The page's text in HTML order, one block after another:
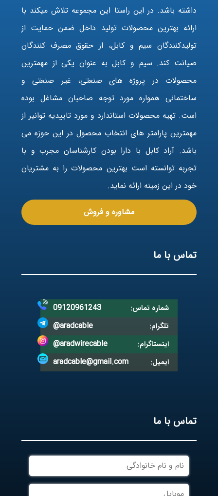
داشته باشد. در این راستا این مجموعه تلاش میکند با
ارائه بهترین محصولات تولید داخل ضمن حمایت از
تولیدکنندگان سیم و کابل، از حقوق مصرف کنندگان
صیانت کند. سیم و کابل به عنوان یکی از مهمترین
محصولات در پروژه های صنعتی، غیر صنعتی و
ساختمانی همواره مورد توجه صاحبان مشاغل بوده
است. تهیه محصولات استاندارد و مورد تاییدیه توانیر از
مهمترین پارامتر های انتخاب محصول در این حوزه می
باشد. آراد کابل با دارا بودن کارشناسان مجرب و با
تجربه توانسته است بهترین محصولات را به مشتریان
خود در این زمینه ارائه نماید.
مشاوره و فروش
تماس با ما
شماره تماس: 09120961243
تلگرام: @aradcable
اینستاگرام: @aradwirecable
ایمیل: aradcable@gmail.com
تماس با ما